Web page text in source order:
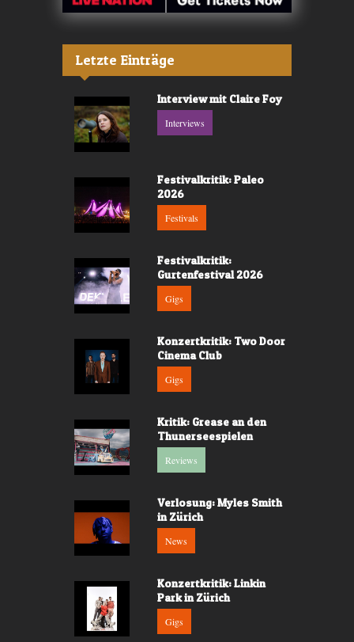
Letzte Einträge
Interview mit Claire Foy
Interviews
Festivalkritik: Paleo
2026
Festivals
Festivalkritik:
Gurtenfestival 2026
Gigs
Konzertkritik: Two Door
Cinema Club
Gigs
Kritik: Grease an den
Thunerseespielen
Reviews
Verlosung: Myles Smith
in Zürich
News
Konzertkritik: Linkin
Park in Zürich
Gigs